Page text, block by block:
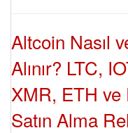
Altcoin Nasıl
Alınır? LTC,
XMR, ETH
Satın Alma